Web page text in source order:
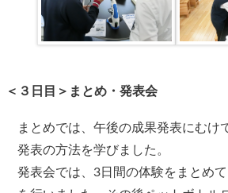
＜３日目＞まとめ・発表会
まとめでは、午後の成果発表にむけ
発表の方法を学びました。
発表会では、3日間の体験をまとめ